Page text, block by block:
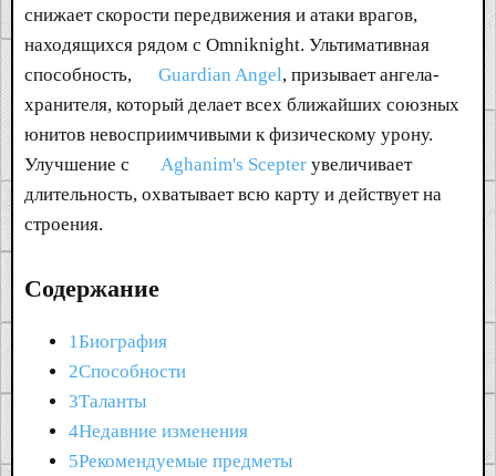
снижает скорости передвижения и атаки врагов,
находящихся рядом с Omniknight. Ультимативная
способность,
Guardian Angel, призывает ангела-
хранителя, который делает всех ближайших союзных
юнитов невосприимчивыми к физическому урону.
Улучшение с
Aghanim's Scepter увеличивает
длительность, охватывает всю карту и действует на
строения.
Содержание
1Биография
2Способности
3Таланты
4Недавние изменения
5Рекомендуемые предметы